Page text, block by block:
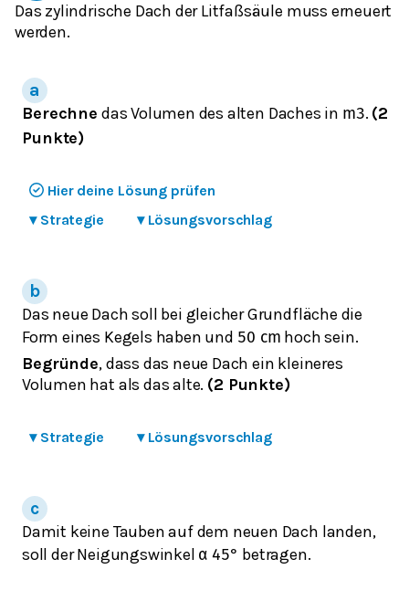
Das zylindrische Dach der Litfaßsäule muss erneuert
werden.
Berechne das Volumen des alten Daches in m3. (2
Punkte)
Hier deine Lösung prüfen
▾ Strategie ▾ Lösungsvorschlag
Das neue Dach soll bei gleicher Grundfläche die
Form eines Kegels haben und 50 cm hoch sein.
Begründe, dass das neue Dach ein kleineres
Volumen hat als das alte. (2 Punkte)
▾ Strategie ▾ Lösungsvorschlag
Damit keine Tauben auf dem neuen Dach landen,
soll der Neigungswinkel α 45° betragen.